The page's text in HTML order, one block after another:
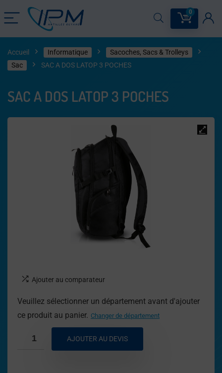
0
Accueil Informatique
Sacoches, Sacs & Trolleys
Sac
SAC A DOS LATOP 3 POCHES
SAC A DOS LATOP 3 POCHES
Ajouter au comparateur
Veuillez sélectionner un département avant d'ajouter
ce produit au panier. Changer de département
AJOUTER AU DEVIS